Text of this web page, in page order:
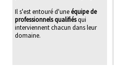
Il s'est entouré d'uneéquipe de
professionnels qualifiésqui
interviennent chacun dans leur
domaine.